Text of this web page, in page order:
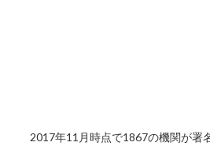
2017年11月時点で1867の機関が署